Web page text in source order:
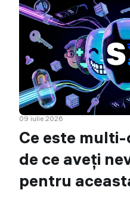
09 iulie 2026
Ce este
de ce aveți
pentru